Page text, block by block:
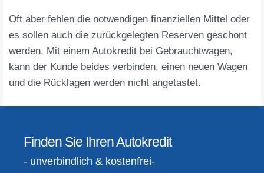
Oft aber fehlen die notwendigen finanziellen Mittel oder
es sollen auch die zurückgelegten Reserven geschont
werden. Mit einem Autokredit bei Gebrauchtwagen,
kann der Kunde beides verbinden, einen neuen Wagen
und die Rücklagen werden nicht angetastet.
Finden Sie Ihren Autokredit
- unverbindlich & kostenfrei-